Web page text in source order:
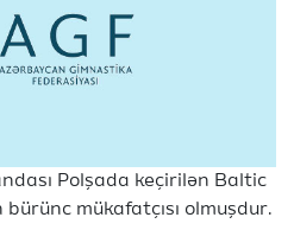
Polşada keçirilən Baltic
mükafatçısı olmuşdur.